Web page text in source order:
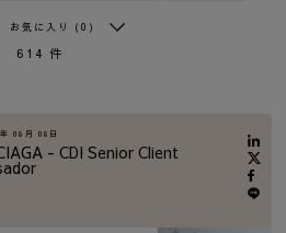
お気に入り (0)
614 件
08月 08日
Senior Client